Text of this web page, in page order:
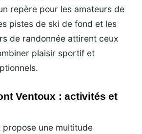
repère pour les amateurs de
pistes de ski de fond et les
de randonnée attirent ceux
plaisir sportif et
Ventoux : activités et
propose une multitude